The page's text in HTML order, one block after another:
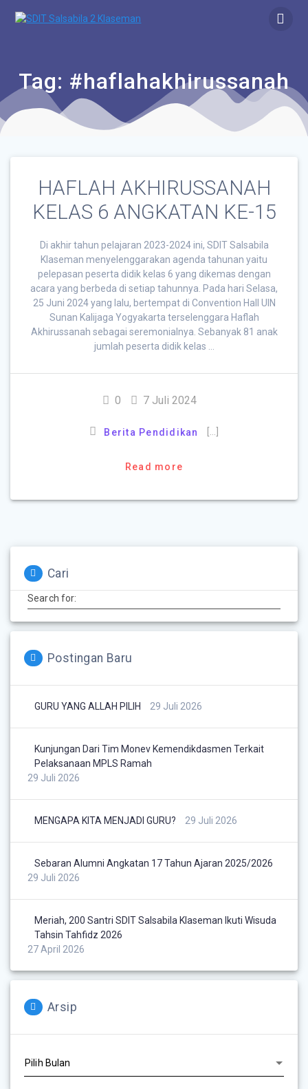
Tag: #haflahakhirussanah
HAFLAH AKHIRUSSANAH
KELAS 6 ANGKATAN KE-15
Di akhir tahun pelajaran 2023-2024 ini, SDIT Salsabila
Klaseman menyelenggarakan agenda tahunan yaitu
pelepasan peserta didik kelas 6 yang dikemas dengan
acara yang berbeda di setiap tahunnya. Pada hari Selasa,
25 Juni 2024 yang lalu, bertempat di Convention Hall UIN
Sunan Kalijaga Yogyakarta terselenggara Haflah
Akhirussanah sebagai seremonialnya. Sebanyak 81 anak
jumlah peserta didik kelas …
0 7 Juli 2024
Berita Pendidikan
Read more
Cari
Search for:
Postingan Baru
GURU YANG ALLAH PILIH 29 Juli 2026
Kunjungan Dari Tim Monev Kemendikdasmen Terkait
Pelaksanaan MPLS Ramah
29 Juli 2026
MENGAPA KITA MENJADI GURU? 29 Juli 2026
Sebaran Alumni Angkatan 17 Tahun Ajaran 2025/2026
29 Juli 2026
Meriah, 200 Santri SDIT Salsabila Klaseman Ikuti Wisuda
Tahsin Tahfidz 2026
27 April 2026
Arsip